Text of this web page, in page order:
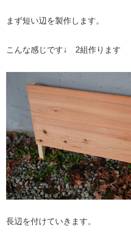
まず短い辺を製作します。
こんな感じです↓ 2組作ります
長辺を付けていきます。